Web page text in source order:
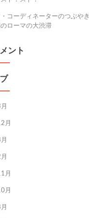
コーディネーターのつぶやき
ローマの大渋滞
ント
月
月
月